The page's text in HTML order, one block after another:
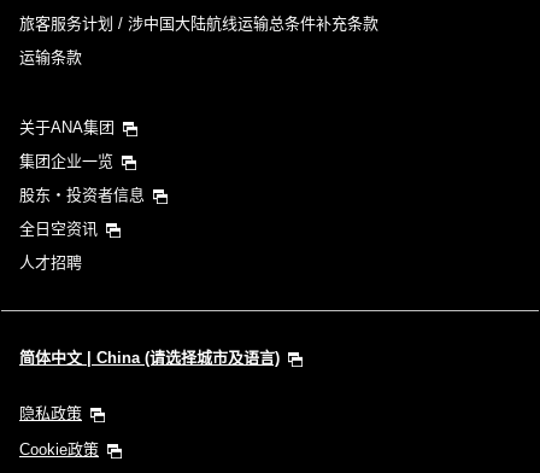
旅客服务计划 / 涉中国大陆航线运输总条件补充条款
运输条款
关于ANA集团
集团企业一览
股东・投资者信息
全日空资讯
人才招聘
简体中文 | China (请选择城市及语言)
隐私政策
Cookie政策